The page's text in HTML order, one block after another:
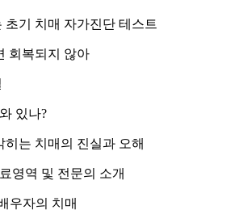
초기 치매 자가진단 테스트
회복되지 않아
있나?
는 치매의 진실과 오해
영역 및 전문의 소개
우자의 치매